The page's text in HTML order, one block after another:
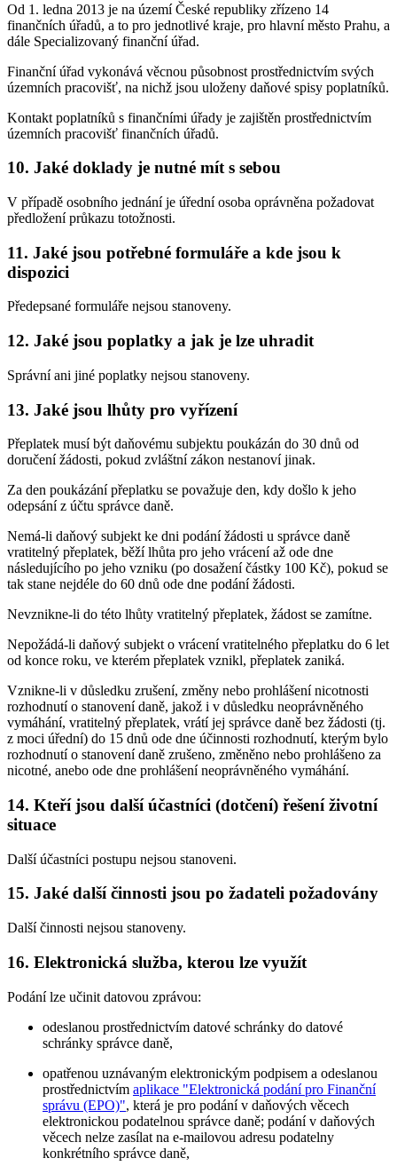
Od 1. ledna 2013 je na území České republiky zřízeno 14
finančních úřadů, a to pro jednotlivé kraje, pro hlavní město Prahu, a
dále Specializovaný finanční úřad.
Finanční úřad vykonává věcnou působnost prostřednictvím svých
územních pracovišť, na nichž jsou uloženy daňové spisy poplatníků.
Kontakt poplatníků s finančními úřady je zajištěn prostřednictvím
územních pracovišť finančních úřadů.
10. Jaké doklady je nutné mít s sebou
V případě osobního jednání je úřední osoba oprávněna požadovat
předložení průkazu totožnosti.
11. Jaké jsou potřebné formuláře a kde jsou k
dispozici
Předepsané formuláře nejsou stanoveny.
12. Jaké jsou poplatky a jak je lze uhradit
Správní ani jiné poplatky nejsou stanoveny.
13. Jaké jsou lhůty pro vyřízení
Přeplatek musí být daňovému subjektu poukázán do 30 dnů od
doručení žádosti, pokud zvláštní zákon nestanoví jinak.
Za den poukázání přeplatku se považuje den, kdy došlo k jeho
odepsání z účtu správce daně.
Nemá-li daňový subjekt ke dni podání žádosti u správce daně
vratitelný přeplatek, běží lhůta pro jeho vrácení až ode dne
následujícího po jeho vzniku (po dosažení částky 100 Kč), pokud se
tak stane nejdéle do 60 dnů ode dne podání žádosti.
Nevznikne-li do této lhůty vratitelný přeplatek, žádost se zamítne.
Nepožádá-li daňový subjekt o vrácení vratitelného přeplatku do 6 let
od konce roku, ve kterém přeplatek vznikl, přeplatek zaniká.
Vznikne-li v důsledku zrušení, změny nebo prohlášení nicotnosti
rozhodnutí o stanovení daně, jakož i v důsledku neoprávněného
vymáhání, vratitelný přeplatek, vrátí jej správce daně bez žádosti (tj.
z moci úřední) do 15 dnů ode dne účinnosti rozhodnutí, kterým bylo
rozhodnutí o stanovení daně zrušeno, změněno nebo prohlášeno za
nicotné, anebo ode dne prohlášení neoprávněného vymáhání.
14. Kteří jsou další účastníci (dotčení) řešení životní
situace
Další účastníci postupu nejsou stanoveni.
15. Jaké další činnosti jsou po žadateli požadovány
Další činnosti nejsou stanoveny.
16. Elektronická služba, kterou lze využít
Podání lze učinit datovou zprávou:
odeslanou prostřednictvím datové schránky do datové
schránky správce daně,
opatřenou uznávaným elektronickým podpisem a odeslanou
prostřednictvím aplikace "Elektronická podání pro Finanční
správu (EPO)", která je pro podání v daňových věcech
elektronickou podatelnou správce daně; podání v daňových
věcech nelze zasílat na e-mailovou adresu podatelny
konkrétního správce daně,